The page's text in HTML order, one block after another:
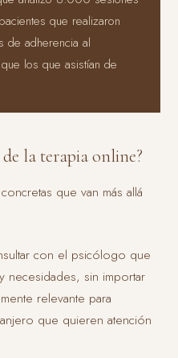
que realizaron
de adherencia al
los que asistían de
de la terapia online?
que van más allá
con el psicólogo que
necesidades, sin importar
relevante para
que quieren atención